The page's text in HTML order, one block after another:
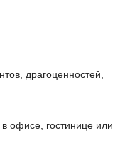
драгоценностей,
офисе, гостинице или